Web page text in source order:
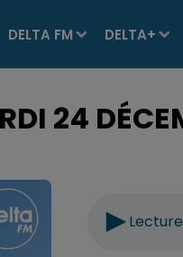
DELTA FM DELTA+
24